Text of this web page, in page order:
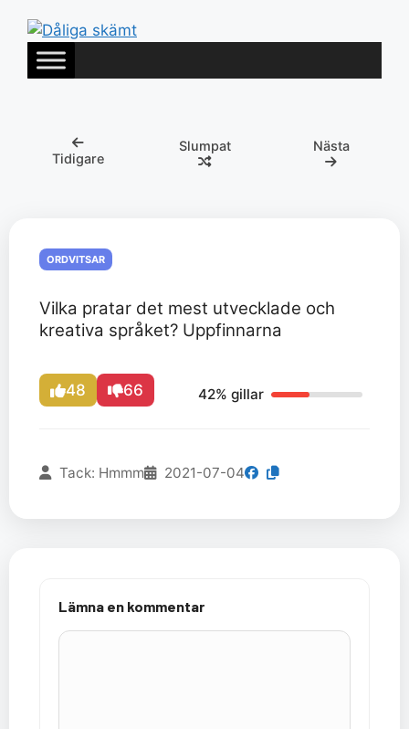
innehåll
Tidigare
Slumpat Nästa
ORDVITSAR
Vilka pratar det mest utvecklade och
kreativa språket? Uppfinnarna
48 66 42% gillar
Tack: Hmmm 2021-07-04
Lämna en kommentar
Kommentar